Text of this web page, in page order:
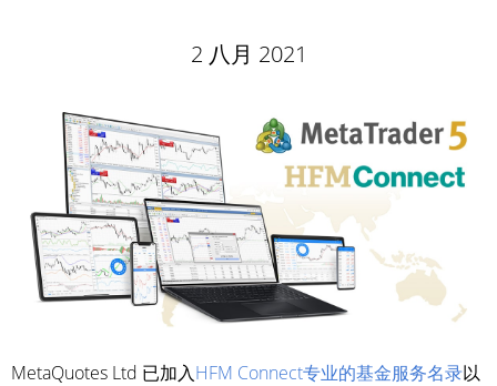
2 八月 2021
MetaQuotes Ltd 已加入HFM Connect专业的基金服务名录以